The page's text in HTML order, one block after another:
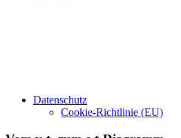
Datenschutz
Cookie-Richtlinie (EU)